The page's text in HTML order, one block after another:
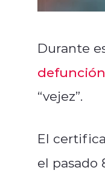
Durante
“vejez”.
El
el pasado